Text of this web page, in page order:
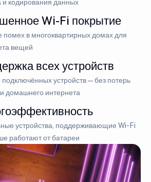
и кодирования данных
Wi-Fi покрытие
в многоквартирных домах для
вещей
всех устройств
устройств — без потерь
домашнего интернета
устройства, поддерживающие Wi-Fi
работают от батареи